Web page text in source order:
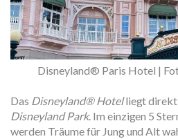
Disneyland® Paris Hotel |
Das Disneyland® Hotelliegt direkt
Disneyland Park. Im einzigen 5
werden Träume für Jung und Alt